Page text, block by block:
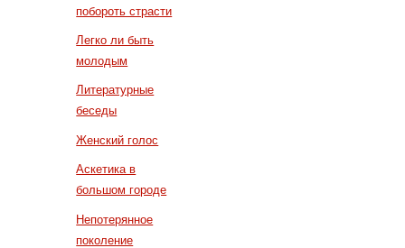
побороть страсти
Легко ли быть
молодым
Литературные
беседы
Женский голос
Аскетика в
большом городе
Непотерянное
поколение